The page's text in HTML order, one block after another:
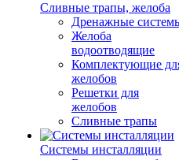
Сливные трапы, желоба
Дренажные
Желоба
водоотводящие
Комплектующие
желобов
Решетки для
желобов
Сливные трапы
Системы инсталляции